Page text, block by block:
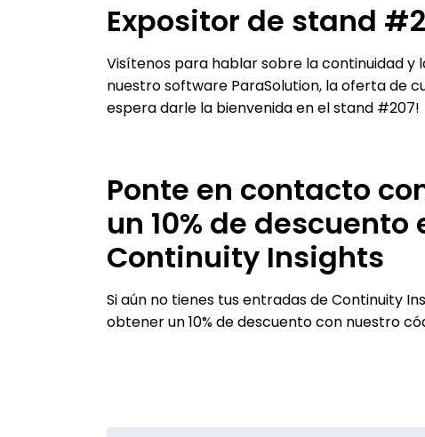
Expositor de stand
Visítenos para hablar sobre la continuidad
nuestro software ParaSolution, la oferta de
espera darle la bienvenida en el stand #207!
Ponte en contacto
un 10% de
Continuity Insights
Si aún no tienes tus entradas de Continuity
obtener un 10% de descuento con nuestro